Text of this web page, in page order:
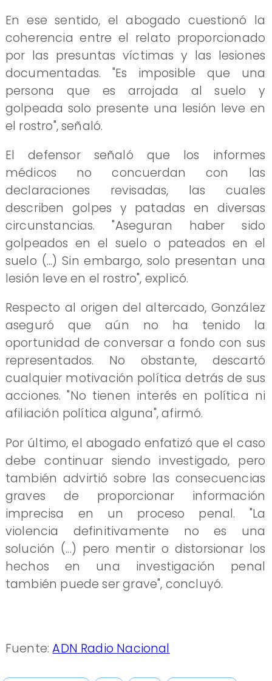
En ese sentido, el abogado cuestionó la
coherencia entre el relato proporcionado
por las presuntas víctimas y las lesiones
documentadas. "Es imposible que una
persona que es arrojada al suelo y
golpeada solo presente una lesión leve en
el rostro", señaló.
El defensor señaló que los informes
médicos no concuerdan con las
declaraciones revisadas, las cuales
describen golpes y patadas en diversas
circunstancias. "Aseguran haber sido
golpeados en el suelo o pateados en el
suelo (...) Sin embargo, solo presentan una
lesión leve en el rostro", explicó.
Respecto al origen del altercado, González
aseguró que aún no ha tenido la
oportunidad de conversar a fondo con sus
representados. No obstante, descartó
cualquier motivación política detrás de sus
acciones. "No tienen interés en política ni
afiliación política alguna", afirmó.
Por último, el abogado enfatizó que el caso
debe continuar siendo investigado, pero
también advirtió sobre las consecuencias
graves de proporcionar información
imprecisa en un proceso penal. "La
violencia definitivamente no es una
solución (...) pero mentir o distorsionar los
hechos en una investigación penal
también puede ser grave", concluyó.
Fuente:ADN Radio Nacional